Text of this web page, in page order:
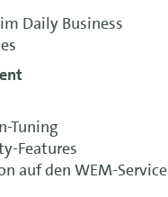
Daily Business
Tuning
Features
auf den WEM-Service